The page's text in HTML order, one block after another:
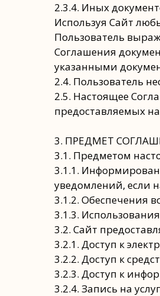
2.3.4. Иных
Используя Сайт
Пользователь
Соглашения
указанными
2.4. Пользователь
2.5. Настоящее
предоставляемых
3. ПРЕДМЕТ
3.1. Предметом
3.1.1.
уведомлений, если
3.1.2. Обеспечения
3.1.3.
3.2. Сайт
3.2.1. Доступ к
3.2.2. Доступ к
3.2.3. Доступ к
3.2.4. Запись на